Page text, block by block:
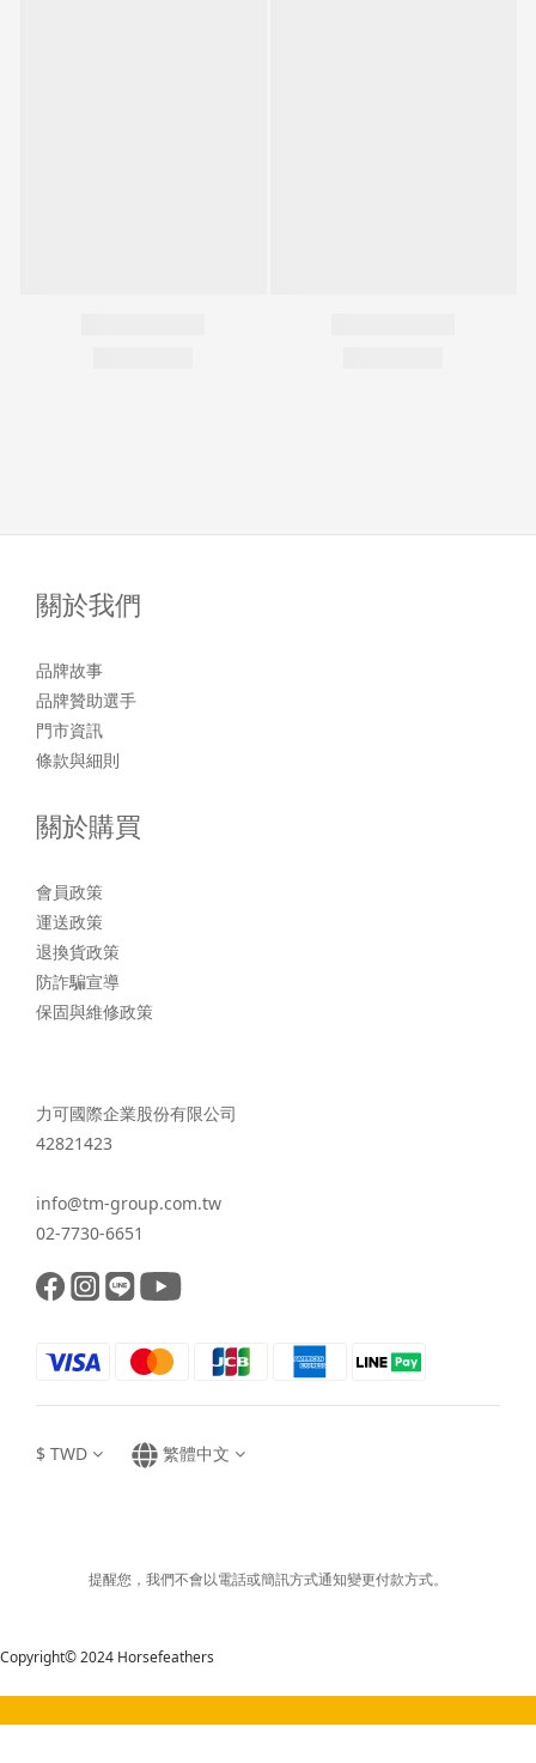
關於我們
品牌故事
品牌贊助選手
門市資訊
條款與細則
關於購買
會員政策
運送政策
退換貨政策
防詐騙宣導
保固與維修政策
力可國際企業股份有限公司
42821423
info@tm-group.com.tw
02-7730-6651
$ TWD 繁體中文
提醒您，我們不會以電話或簡訊方式通知變更付款方式。
Copyright© 2024 Horsefeathers